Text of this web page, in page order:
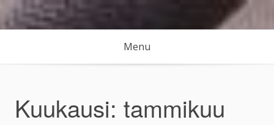
Skip
to
Menu
Kuukausi: tammikuu